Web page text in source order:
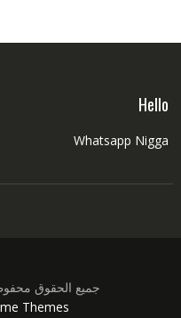
Hello
Whatsapp Nigga
جميع الحقوق
Themes